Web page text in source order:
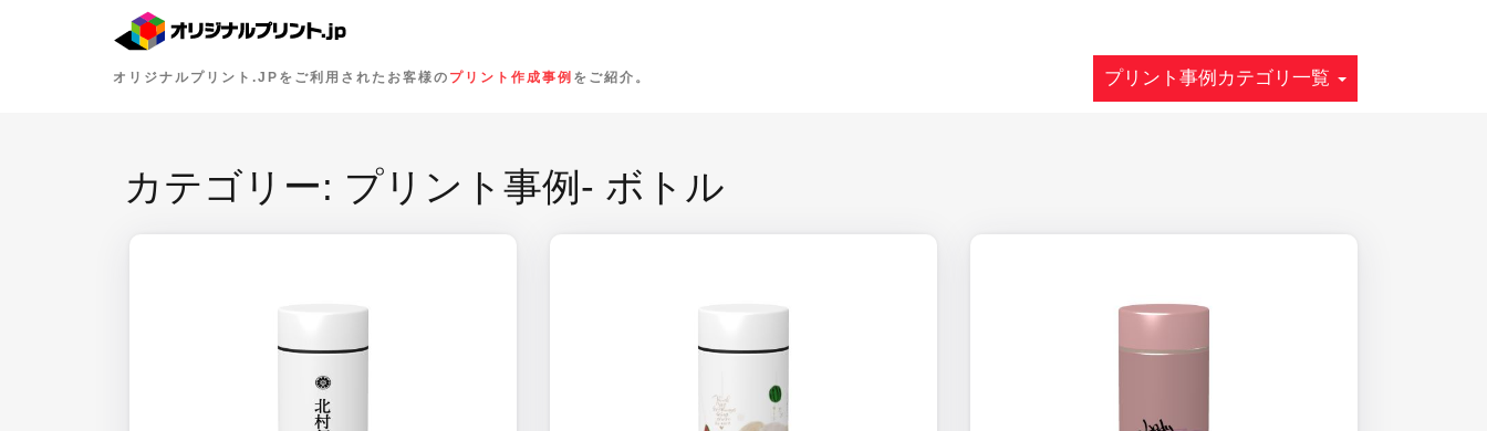
オリジナルプリント.JPをご利用されたお客様の プリント作成事例 をご紹介。 プリント事例カテゴリ一覧
カテゴリー: プリント事例- ボトル